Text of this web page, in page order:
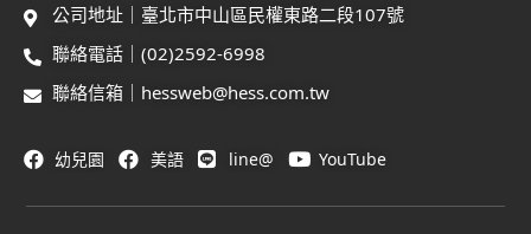
公司地址｜臺北市中山區民權東路二段107號
聯絡電話｜(02)2592-6998
聯絡信箱｜hessweb@hess.com.tw
幼兒園 美語 line@ YouTube